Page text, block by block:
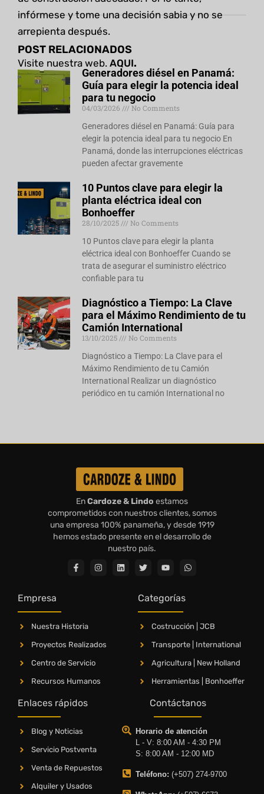
infórmese y tome una decisión sabia y no se
arrepienta después.
Visite nuestra web. AQUI.
POST RELACIONADOS
Generadores diésel en Panamá:
Guía para elegir la potencia ideal
para tu negocio
04/03/2026
No Comments
Generadores diésel en Panamá: Guía para
elegir la potencia ideal para tu negocio En
Panamá, donde las interrupciones eléctricas
pueden afectar gravemente
10 Puntos clave para elegir la
planta eléctrica ideal con
Bonhoeffer
28/10/2025
No Comments
10 Puntos clave para elegir la planta
eléctrica ideal con Bonhoeffer Cuando se
trata de asegurar el suministro eléctrico
confiable para tu
Diagnóstico a Tiempo: La Clave
para el Máximo Rendimiento de tu
Camión International
13/10/2025
No Comments
Diagnóstico a Tiempo: La Clave para el
Máximo Rendimiento de tu Camión
International Realizar un diagnóstico
periódico en tu camión International no
EnCardoze & Lindo estamos
comprometidos con nuestros clientes, somos
una empresa 100% panameña, y desde 1919
hemos estado presente en el desarrollo de
nuestro país.
Empresa
Nuestra Historia
Proyectos Realizados
Centro de Servicio
Recursos Humanos
Categorías
Costrucción | JCB
Transporte | International
Agricultura | New Holland
Herramientas | Bonhoeffer
Enlaces rápidos
Blog y Noticias
Servicio Postventa
Venta de Repuestos
Alquiler y Usados
Contáctanos
Horario de atención
L - V: 8:00 AM - 4:30 PM
S: 8:00 AM - 12:00 MD
Teléfono: (+507) 274-9700